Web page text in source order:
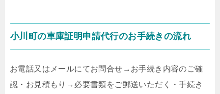
小川町の車庫証明申請代行のお手続きの流れ
お電話又はメールにてお問合せ → お手続き内容のご確
認・お見積もり → 必要書類をご郵送いただく・手続き